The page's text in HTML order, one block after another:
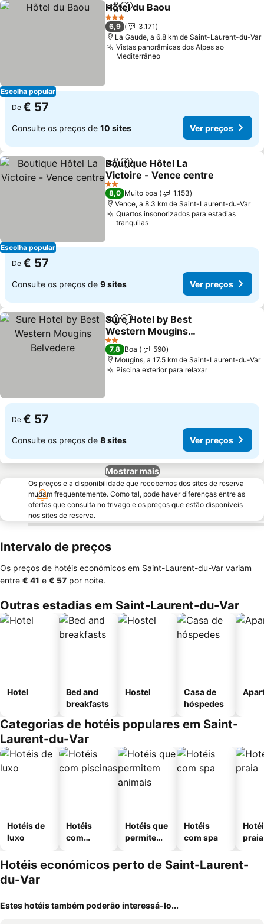
Escolha popular
PartilharAdicionar aos favoritos
Hôtel du Baou
3 Estrelas
6,9
3.171
La Gaude, a 6.8 km de Saint-Laurent-du-Var
Vistas panorâmicas dos Alpes ao
Mediterrâneo
De € 57
Consulte os preços de 10 sites Ver preços
Escolha popular
PartilharAdicionar aos favoritos
Boutique Hôtel La
Victoire - Vence centre
2 Estrelas
8,0 Muito boa
1.153
Vence, a 8.3 km de Saint-Laurent-du-Var
Quartos insonorizados para estadias
tranquilas
De € 57
Consulte os preços de 9 sites Ver preços
PartilharAdicionar aos favoritos
Sure Hotel by Best
Western Mougins
Belvedere
2 Estrelas
7,8 Boa
590
Mougins, a 17.5 km de Saint-Laurent-du-Var
Piscina exterior para relaxar
De € 57
Consulte os preços de 8 sites Ver preços
Mostrar mais
Os preços e a disponibilidade que recebemos dos sites de reserva
mudam frequentemente. Como tal, pode haver diferenças entre as
ofertas que consulta no trivago e os preços que estão disponíveis
nos sites de reserva.
Intervalo de preços
Os preços de hotéis económicos em Saint-Laurent-du-Var variam
entre ‎€ 41 e ‎€ 57 por noite.
Outras estadias em Saint-Laurent-du-Var
Hotel
Bed and
breakfasts
Hostel
Casa de
hóspedes
Categorias de hotéis populares em Saint-
Laurent-du-Var
Hotéis de
luxo
Hotéis
com
Hotéis que
permitem
Hotéis
com spa
praia
Hotéis económicos perto de Saint-Laurent-
du-Var
Estes hotéis também poderão interessá-lo...